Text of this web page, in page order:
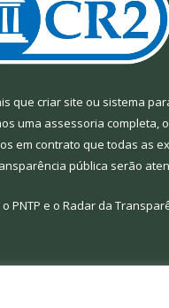
que criar site ou sistema
uma assessoria completa,
em contrato que todas as
pública serão
PNTP e o Radar da